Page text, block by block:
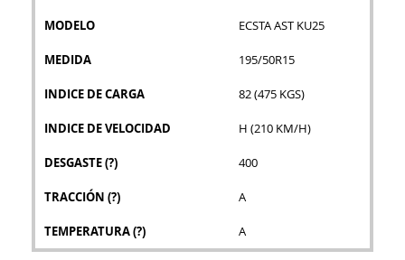
MODELO ECSTA AST KU25
MEDIDA 195/50R15
INDICE DE CARGA 82 (475 KGS)
INDICE DE VELOCIDAD H (210 KM/H)
DESGASTE(?) 400
TRACCIÓN (?) A
TEMPERATURA(?) A
imágenes